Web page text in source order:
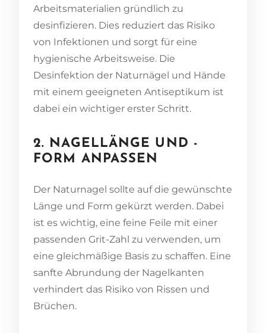
Arbeitsmaterialien gründlich zu
desinfizieren. Dies reduziert das Risiko
von Infektionen und sorgt für eine
hygienische Arbeitsweise. Die
Desinfektion der Naturnägel und Hände
mit einem geeigneten Antiseptikum ist
dabei ein wichtiger erster Schritt.
2. NAGELLÄNGE UND -
FORM ANPASSEN
Der Naturnagel sollte auf die gewünschte
Länge und Form gekürzt werden. Dabei
ist es wichtig, eine feine Feile mit einer
passenden Grit-Zahl zu verwenden, um
eine gleichmäßige Basis zu schaffen. Eine
sanfte Abrundung der Nagelkanten
verhindert das Risiko von Rissen und
Brüchen.